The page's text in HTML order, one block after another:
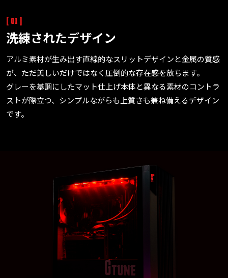
[ 01 ]
洗練されたデザイン
アルミ素材が生み出す直線的なスリットデザインと金属の質感
が、ただ美しいだけではなく圧倒的な存在感を放ちます。
グレーを基調にしたマット仕上げ本体と異なる素材のコントラ
ストが際立つ、シンプルながらも上質さも兼ね備えるデザイン
です。